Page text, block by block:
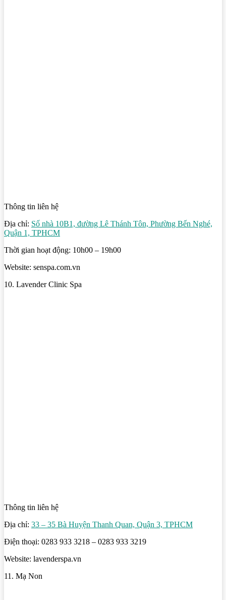
Thông tin liên hệ
Địa chỉ: Số nhà 10B1, đường Lê Thánh Tôn, Phường Bến Nghé,
Quận 1, TPHCM
Thời gian hoạt động: 10h00 – 19h00
Website: senspa.com.vn
10. Lavender Clinic Spa
Thông tin liên hệ
Địa chỉ: 33 – 35 Bà Huyện Thanh Quan, Quận 3, TPHCM
Điện thoại: 0283 933 3218 – 0283 933 3219
Website: lavenderspa.vn
11. Mạ Non